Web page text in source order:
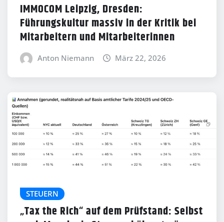
IMMOCOM Leipzig, Dresden:
Führungskultur massiv in der Kritik bei
Mitarbeitern und Mitarbeiterinnen
Anton Niemann März 22, 2026
STEUERN
„Tax the Rich“ auf dem Prüfstand: Selbst